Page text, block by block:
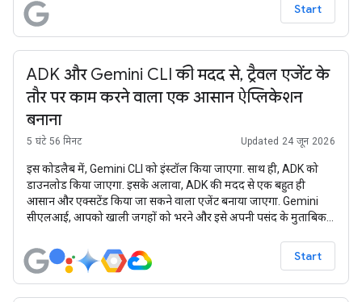
Start
ADK और Gemini CLI की मदद से, ट्रैवल एजेंट के
तौर पर काम करने वाला एक आसान ऐप्लिकेशन
बनाना
5 घंटे 56 मिनट Updated 24 जून 2026
इस कोडलैब में, Gemini CLI को इंस्टॉल किया जाएगा. साथ ही, ADK को
डाउनलोड किया जाएगा. इसके अलावा, ADK की मदद से एक बहुत ही
आसान और एक्सटेंड किया जा सकने वाला एजेंट बनाया जाएगा. Gemini
सीएलआई, आपको खाली जगहों को भरने और इसे अपनी पसंद के मुताबिक
कोई क्वेस्ट चुनें.
Start